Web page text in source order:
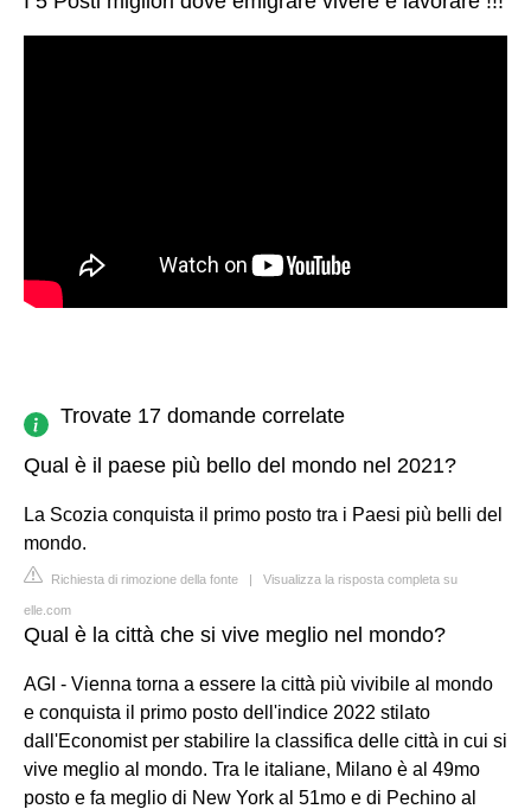
Trovate 17 domande correlate
Qual è il paese più bello del mondo nel 2021?
La Scozia conquista il primo posto tra i Paesi più belli del
mondo.
Richiesta di rimozione della fonte | Visualizza la risposta completa su
elle.com
Qual è la città che si vive meglio nel mondo?
AGI - Vienna torna a essere la città più vivibile al mondo
e conquista il primo posto dell'indice 2022 stilato
dall'Economist per stabilire la classifica delle città in cui si
vive meglio al mondo. Tra le italiane, Milano è al 49mo
posto e fa meglio di New York al 51mo e di Pechino al